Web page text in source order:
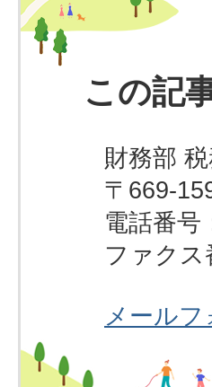
この記
財務部
〒669-
電話番号
ファクス
メール